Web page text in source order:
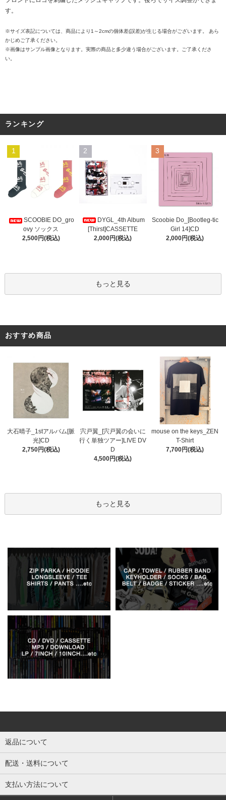
す。
※サイズ表記については、商品により1～2cmの個体差(誤差)が生じる場合がございます。 あら
かじめご了承ください。
※画像はサンプル画像となります。実際の商品と多少違う場合がございます。ご了承くださ
い。
ランキング
1
SCOOBIE DO_gro
ovy ソックス
2,500円(税込)
2
DYGL_4th Album
[Thirst]CASSETTE
2,000円(税込)
3
Scoobie Do_[Bootleg-tic
Girl 14]CD
2,000円(税込)
もっと見る
おすすめ商品
大石晴子_1stアルバム[脈
光]CD
2,750円(税込)
宍戸翼_[宍戸翼の会いに
行く単独ツアー]LIVE DV
D
4,500円(税込)
mouse on the keys_ZEN
T-Shirt
7,700円(税込)
もっと見る
返品について
配送・送料について
支払い方法について